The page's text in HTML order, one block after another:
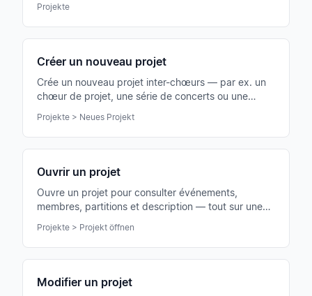
partitions propres.
Projekte
Créer un nouveau projet
Crée un nouveau projet inter-chœurs — par ex. un
chœur de projet, une série de concerts ou une
Projekte > Neues Projekt
Ouvrir un projet
Ouvre un projet pour consulter événements,
membres, partitions et description — tout sur une
Projekte > Projekt öffnen
Modifier un projet